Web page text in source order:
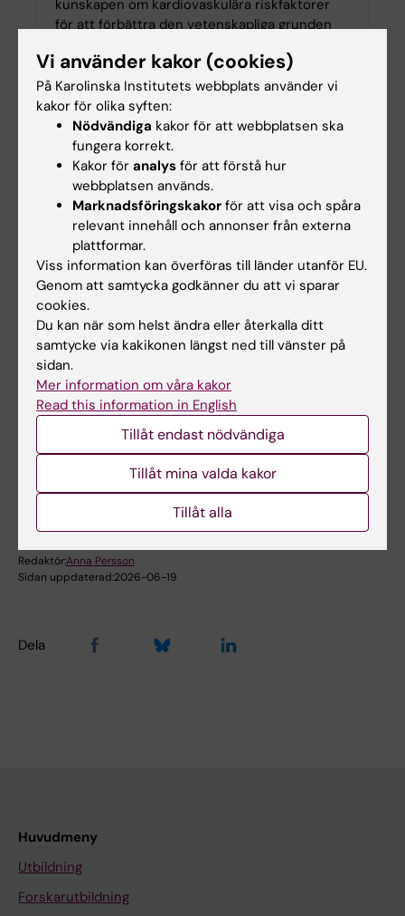
kunskapen om kardiovaskulära riskfaktorer
för att förbättra den vetenskapliga grunden
kvinnor och män. Vi studerar kardiometabolt
relaterade faktorer såsom låggradig
inflammation, blodfettsrubbningar, högt
blodtryck och diabetes samt betydelsen av
livsstilsfaktorer, såsom kostvanor, för den
kardiovaskulära hälsan. Kvinnospecifika
riskfaktorer ges särskilt fokus.
Susanna Larssons forskargrupp
Redaktör:Anna Persson
Sidan uppdaterad:2026-06-19
Dela
Huvudmeny
Utbildning
Forskarutbildning
Vi använder kakor (cookies)
På Karolinska Institutets webbplats använder vi
kakor för olika syften:
Nödvändiga kakor för att webbplatsen ska
fungera korrekt.
Kakor för analys för att förstå hur
webbplatsen används.
Marknadsföringskakor för att visa och spåra
relevant innehåll och annonser från externa
plattformar.
Viss information kan överföras till länder utanför EU.
Genom att samtycka godkänner du att vi sparar
cookies.
Du kan när som helst ändra eller återkalla ditt
samtycke via kakikonen längst ned till vänster på
sidan.
Mer information om våra kakor
Read this information in English
Tillåt endast nödvändiga
Tillåt mina valda kakor
Tillåt alla